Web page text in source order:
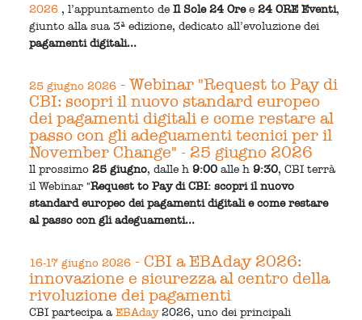
2026 , l’appuntamento deIl Sole 24 Oree24 ORE Eventi,
giunto alla sua 3ª edizione, dedicato all’evoluzione dei
pagamenti digitali...
25 giugno 2026 - Webinar "Request to Pay di
CBI: scopri il nuovo standard europeo
dei pagamenti digitali e come restare al
passo con gli adeguamenti tecnici per il
November Change" - 25 giugno 2026
ll prossimo25 giugno, dalle h9:00 alle h9:30, CBI terrà
il Webinar "Request to Pay di CBI: scopri il nuovo
standard europeo dei pagamenti digitali e come restare
al passo con gli adeguamenti...
16-17 giugno 2026 - CBI a EBAday 2026:
innovazione e sicurezza al centro della
rivoluzione dei pagamenti
CBI partecipa aEBAday 2026, uno dei principali